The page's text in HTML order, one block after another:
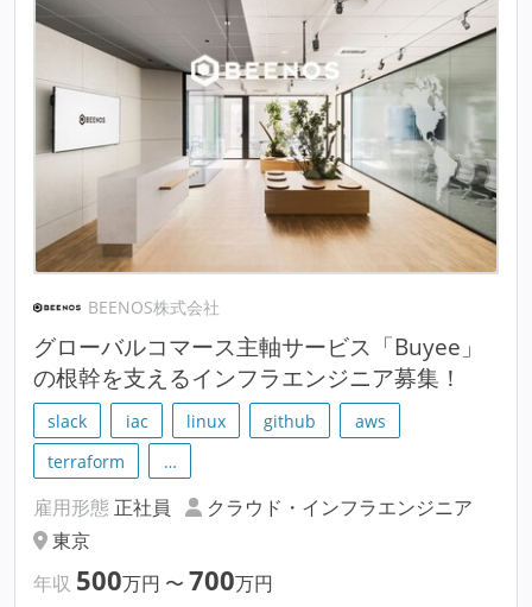
BEENOS株式会社
グローバルコマース主軸サービス「Buyee」
の根幹を支えるインフラエンジニア募集！
slack iac linux github
aws
terraform
…
雇用形態 正社員
クラウド・インフラエンジニア
東京
年収 500万円 〜 700万円